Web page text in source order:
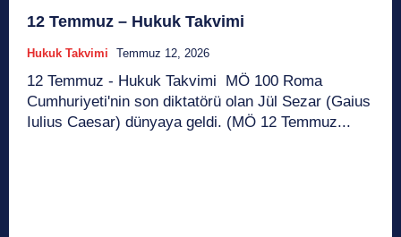
12 Temmuz – Hukuk Takvimi
Hukuk Takvimi Temmuz 12, 2026
12 Temmuz - Hukuk Takvimi MÖ 100 Roma
Cumhuriyeti'nin son diktatörü olan Jül Sezar (Gaius
Iulius Caesar) dünyaya geldi. (MÖ 12 Temmuz...